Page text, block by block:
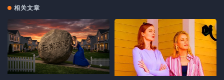
相关文章